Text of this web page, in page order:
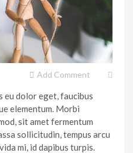
Add Comment
eu dolor eget, faucibus
elementum. Morbi
sit amet fermentum
sollicitudin, tempus arcu
mi, id dapibus turpis.